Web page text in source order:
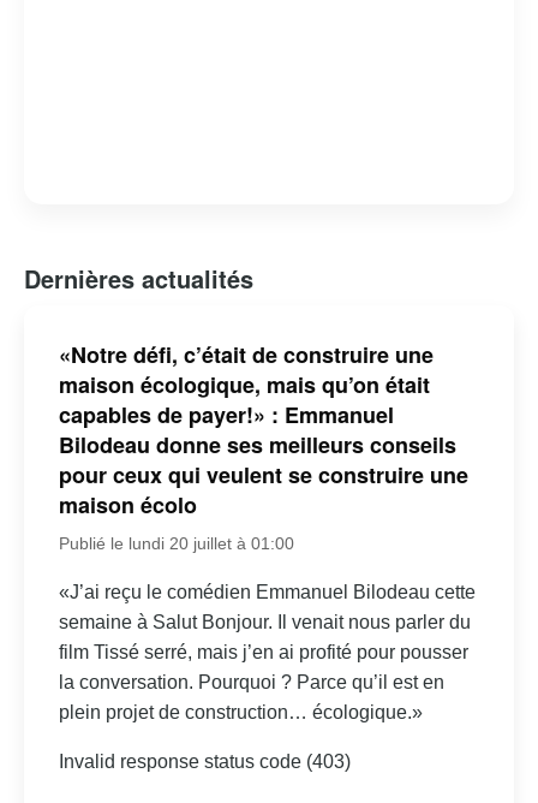
Dernières actualités
«Notre défi, c’était de construire une
maison écologique, mais qu’on était
capables de payer!» : Emmanuel
Bilodeau donne ses meilleurs conseils
pour ceux qui veulent se construire une
maison écolo
Publié le lundi 20 juillet à 01:00
«J’ai reçu le comédien Emmanuel Bilodeau cette
semaine à Salut Bonjour. Il venait nous parler du
film Tissé serré, mais j’en ai profité pour pousser
la conversation. Pourquoi ? Parce qu’il est en
plein projet de construction… écologique.»
Invalid response status code (403)